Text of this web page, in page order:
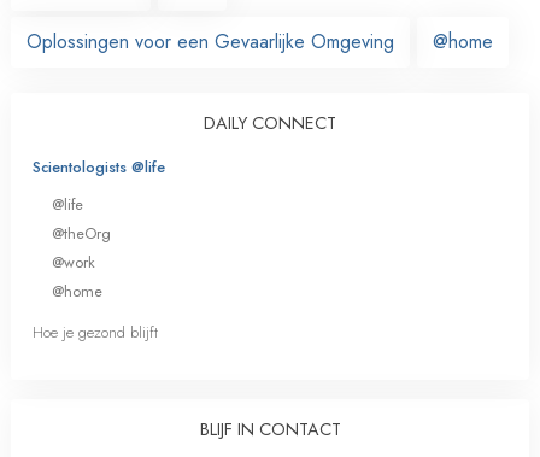
Oplossingen voor een Gevaarlijke Omgeving @home
DAILY CONNECT
Scientologists @life
@life
@theOrg
@work
@home
Hoe je gezond blijft
BLIJF IN CONTACT